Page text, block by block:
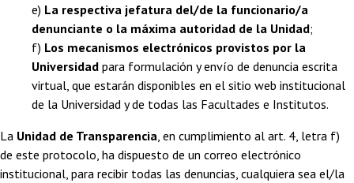
e) La respectiva jefatura del/de la funcionario/a
denunciante o la máxima autoridad de la Unidad;
f) Los mecanismos electrónicos provistos por la
Universidad para formulación y envío de denuncia escrita
virtual, que estarán disponibles en el sitio web institucional
de la Universidad y de todas las Facultades e Institutos.
La Unidad de Transparencia , en cumplimiento al art. 4, letra f)
de este protocolo, ha dispuesto de un correo electrónico
institucional, para recibir todas las denuncias, cualquiera sea el/la